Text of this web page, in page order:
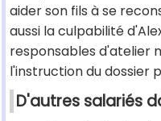
aider son fils à se
aussi la culpabilité
responsables d'atelier
l'instruction du dossier
D'autres salariés